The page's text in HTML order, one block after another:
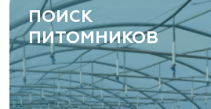
Левобережная ул, дом № 37
8 966 206 7222
www.art-green.ru
ПОИСК
ПИТОМНИКОВ